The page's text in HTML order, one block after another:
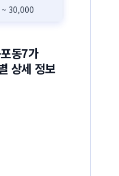
30,000
동7가
상세 정보